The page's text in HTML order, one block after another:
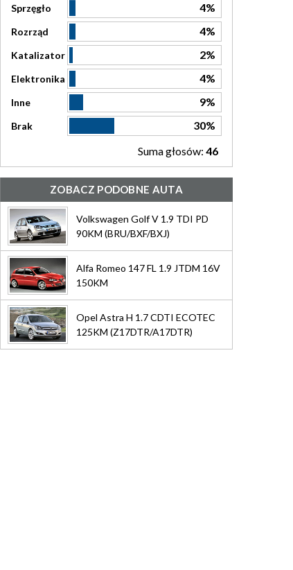
Sprzęgło 4%
Rozrząd 4%
Katalizator 2%
Elektronika 4%
Inne 9%
Brak
30%
Suma głosów: 46
ZOBACZ PODOBNE AUTA
Volkswagen Golf V 1.9 TDI PD
90KM (BRU/BXF/BXJ)
Alfa Romeo 147 FL 1.9 JTDM 16V
150KM
Opel Astra H 1.7 CDTI ECOTEC
125KM (Z17DTR/A17DTR)